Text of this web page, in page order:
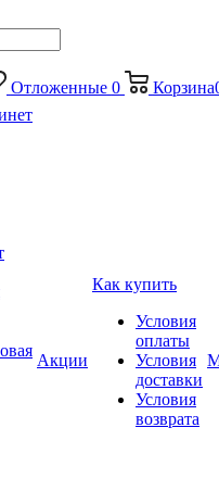
Отложенные 0 Корзина
Акции
Как купить
Условия
оплаты
Условия
доставки
Условия
возврата